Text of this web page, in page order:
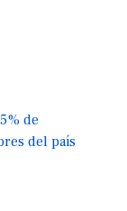
de
del país